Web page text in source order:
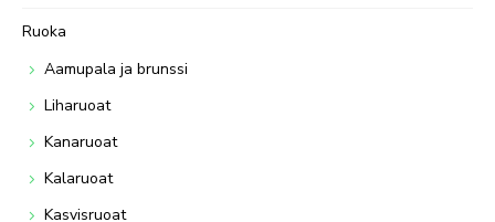
Ruoka
Aamupala ja brunssi
Liharuoat
Kanaruoat
Kalaruoat
Kasvisruoat